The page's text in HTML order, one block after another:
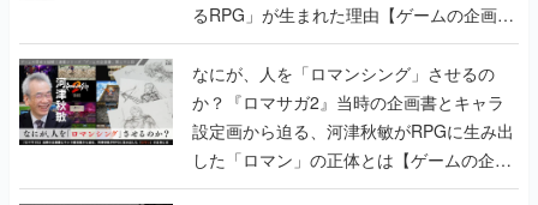
るRPG」が生まれた理由【ゲームの企画
書】
なにが、人を「ロマンシング」させるの
か？『ロマサガ2』当時の企画書とキャラ
設定画から迫る、河津秋敏がRPGに生み出
した「ロマン」の正体とは【ゲームの企画
書】